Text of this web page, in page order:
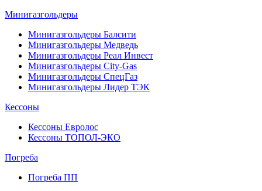
Минигазгольдеры
Минигазгольдеры Балсити
Минигазгольдеры Медведь
Минигазгольдеры Реал Инвест
Минигазгольдеры City-Gas
Минигазгольдеры СпецГаз
Минигазгольдеры Лидер ТЭК
Кессоны
Кессоны Евролос
Кессоны ТОПОЛ-ЭКО
Погребa
Погреба ПП